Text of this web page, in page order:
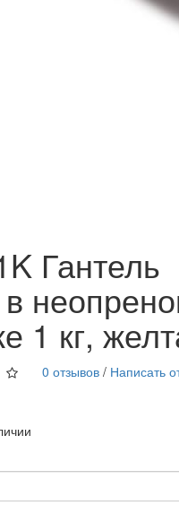
Гантель
1 кг,
0 отзывов / Написать